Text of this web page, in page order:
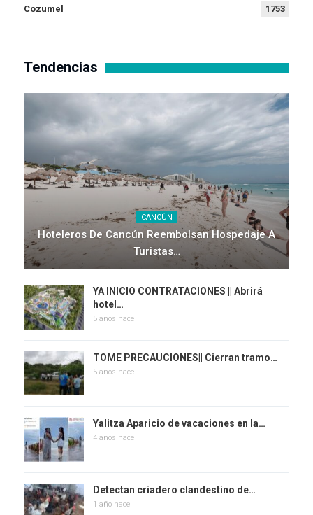
Cozumel 1753
Tendencias
CANCÚN
Hoteleros De Cancún Reembolsan Hospedaje A
Turistas…
YA INICIO CONTRATACIONES || Abrirá
hotel…
5 años hace
TOME PRECAUCIONES|| Cierran tramo…
5 años hace
Yalitza Aparicio de vacaciones en la…
4 años hace
Detectan criadero clandestino de…
1 año hace